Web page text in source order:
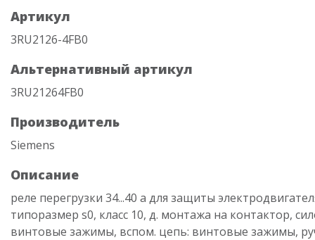
Артикул
3RU2126-4FB0
Альтернативный артикул
3RU21264FB0
Производитель
Siemens
Описание
реле перегрузки 34...40 a для защиты
типоразмер s0, класс 10, д. монтажа на контактор,
винтовые зажимы, вспом. цепь: винтовые зажимы,